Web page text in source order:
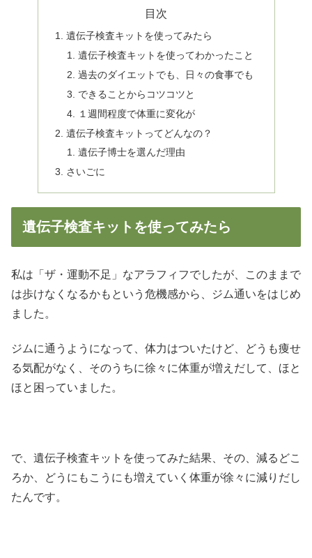
目次
遺伝子検査キットを使ってみたら
遺伝子検査キットを使ってわかったこと
過去のダイエットでも、日々の食事でも
できることからコツコツと
１週間程度で体重に変化が
遺伝子検査キットってどんなの？
遺伝子博士を選んだ理由
さいごに
遺伝子検査キットを使ってみたら
私は「ザ・運動不足」なアラフィフでしたが、このままで
は歩けなくなるかもという危機感から、ジム通いをはじめ
ました。
ジムに通うようになって、体力はついたけど、どうも痩せ
る気配がなく、そのうちに徐々に体重が増えだして、ほと
ほと困っていました。
で、遺伝子検査キットを使ってみた結果、その、減るどこ
ろか、どうにもこうにも増えていく体重が徐々に減りだし
たんです。